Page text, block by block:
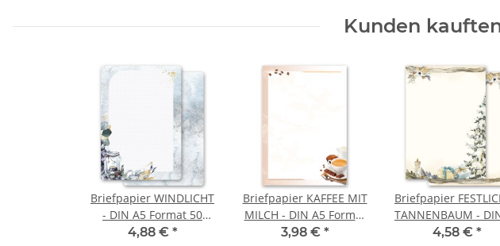
Kunden
Briefpapier WINDLICHT
- DIN A5 Format 50
Blatt
4,88 € *
Briefpapier KAFFEE MIT
MILCH - DIN A5 Format
50 Blatt
3,98 € *
Briefpapier
TANNENBAUM -
Format 50 Blatt
4,58 € *